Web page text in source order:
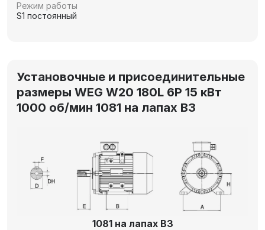
Режим работы
S1 постоянный
Установочные и присоединительные
размеры WEG W20 180L 6P 15 кВт
1000 об/мин 1081 на лапах В3
1081 на лапах В3